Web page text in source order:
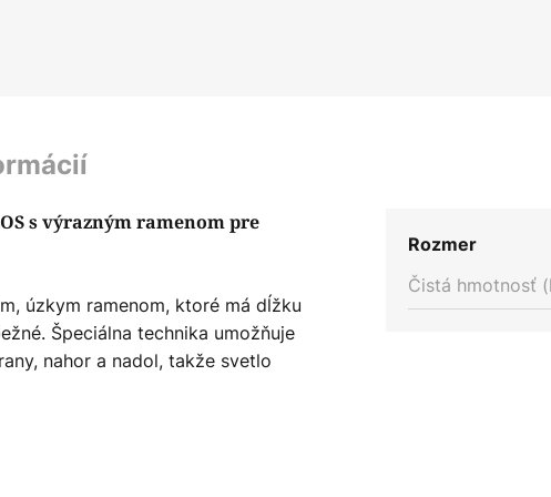
s výrazným ramenom pre
úzkym ramenom, ktoré má dĺžku
Špeciálna technika umožňuje
nahor a nadol, takže svetlo
potrebné. Nástenné svetlo sa
pracovňu. Spája funkčnosť a
veci sa stávajú výnimočnými.
Rozmer
Čistá hmotnosť